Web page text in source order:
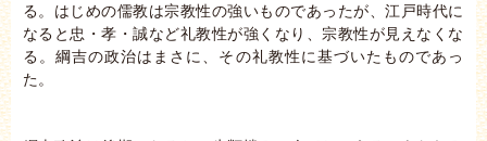
る。はじめの儒教は宗教性の強いものであったが、江戸時代に
なると忠・孝・誠など礼教性が強くなり、宗教性が見えなくな
る。綱吉の政治はまさに、その礼教性に基づいたものであっ
た。